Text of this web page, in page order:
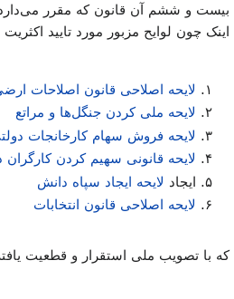
بیست و ششم آن قانون که مقرر
اینک چون لوایح مزبور مورد تایید
لایحه اصلاحی قانون اصلاحات ارضی مصوب
لایحه ملی کردن جنگل‌ها و مراتع
لایحه فروش سهام کارخانجات
لایحه قانونی سهیم کردن
ایجاد لایحه ایجاد سپاه دانش
لایحه اصلاحی قانون انتخابات
که با تصویب ملی استقرار و قطعیت